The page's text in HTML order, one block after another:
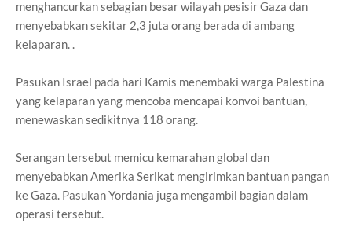
menghancurkan sebagian besar wilayah pesisir Gaza dan
menyebabkan sekitar 2,3 juta orang berada di ambang
kelaparan. .
Pasukan Israel pada hari Kamis menembaki warga Palestina
yang kelaparan yang mencoba mencapai konvoi bantuan,
menewaskan sedikitnya 118 orang.
Serangan tersebut memicu kemarahan global dan
menyebabkan Amerika Serikat mengirimkan bantuan pangan
ke Gaza. Pasukan Yordania juga mengambil bagian dalam
operasi tersebut.